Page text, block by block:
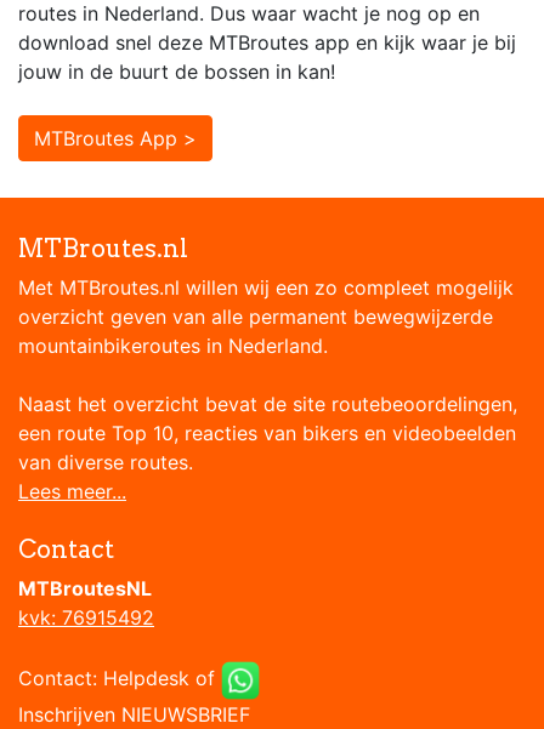
routes in Nederland. Dus waar wacht je nog op en
download snel deze MTBroutes app en kijk waar je bij
jouw in de buurt de bossen in kan!
MTBroutes App >
MTBroutes.nl
Met MTBroutes.nl willen wij een zo compleet mogelijk
overzicht geven van alle permanent bewegwijzerde
mountainbikeroutes in Nederland.
Naast het overzicht bevat de site routebeoordelingen,
een route Top 10, reacties van bikers en videobeelden
van diverse routes.
Lees meer...
Contact
MTBroutesNL
kvk: 76915492
Contact: Helpdesk of
Inschrijven NIEUWSBRIEF